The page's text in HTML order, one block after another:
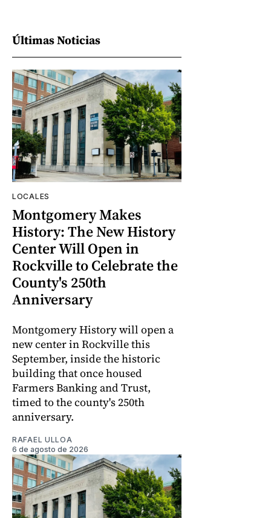
Últimas Noticias
LOCALES
Montgomery Makes
History: The New History
Center Will Open in
Rockville to Celebrate the
County's 250th
Anniversary
Montgomery History will open a
new center in Rockville this
September, inside the historic
building that once housed
Farmers Banking and Trust,
timed to the county's 250th
anniversary.
RAFAEL ULLOA
6 de agosto de 2026